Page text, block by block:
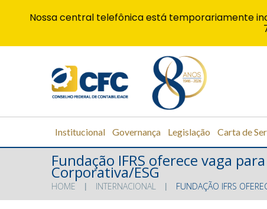
Institucional Governança Legislação Carta de
Fundação IFRS oferece vaga
Corporativa/ESG
HOME INTERNACIONAL FUNDAÇÃO IFRS
Nossa central telefônica está temporariamente